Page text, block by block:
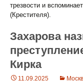
трезвости и
(Крестителя).
Захарова
Кирка
11.09.2025